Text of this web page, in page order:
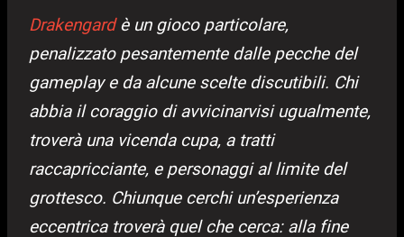
Drakengardè un gioco particolare,
penalizzato pesantemente dalle pecche del
gameplay e da alcune scelte discutibili. Chi
abbia il coraggio di avvicinarvisi ugualmente,
troverà una vicenda cupa, a tratti
raccapricciante, e personaggi al limite del
grottesco. Chiunque cerchi un’esperienza
eccentrica troverà quel che cerca: alla fine